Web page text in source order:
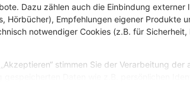
Dazu zählen auch die Einbindung externer
Hörbücher), Empfehlungen eigener Produkte
notwendiger Cookies (z.B. für Sicherheit,
stimmen Sie der Verarbeitung der
Kostenlose